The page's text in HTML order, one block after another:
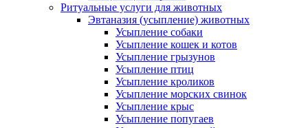
Ритуальные услуги для животных
Эвтаназия (усыпление) животных
Усыпление собаки
Усыпление кошек и котов
Усыпление грызунов
Усыпление птиц
Усыпление кроликов
Усыпление морских свинок
Усыпление крыс
Усыпление попугаев